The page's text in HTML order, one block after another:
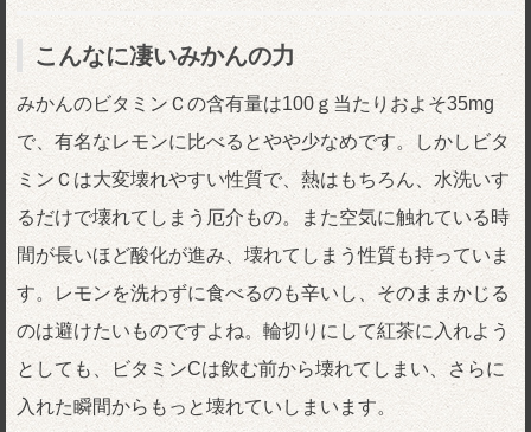
こんなに凄いみかんの力
みかんのビタミンＣの含有量は100ｇ当たりおよそ35mg
で、有名なレモンに比べるとやや少なめです。しかしビタ
ミンＣは大変壊れやすい性質で、熱はもちろん、水洗いす
るだけで壊れてしまう厄介もの。また空気に触れている時
間が長いほど酸化が進み、壊れてしまう性質も持っていま
す。レモンを洗わずに食べるのも辛いし、そのままかじる
のは避けたいものですよね。輪切りにして紅茶に入れよう
としても、ビタミンCは飲む前から壊れてしまい、さらに
入れた瞬間からもっと壊れていしまいます。